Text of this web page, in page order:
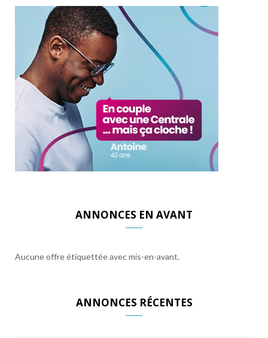
ANNONCES EN AVANT
Aucune offre étiquettée avec mis-en-avant.
ANNONCES RÉCENTES